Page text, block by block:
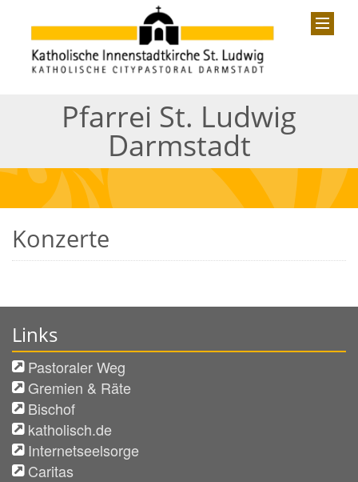
Pfarrei St. Ludwig
Darmstadt
Konzerte
Links
Pastoraler Weg
Gremien & Räte
Bischof
katholisch.de
Internetseelsorge
Caritas